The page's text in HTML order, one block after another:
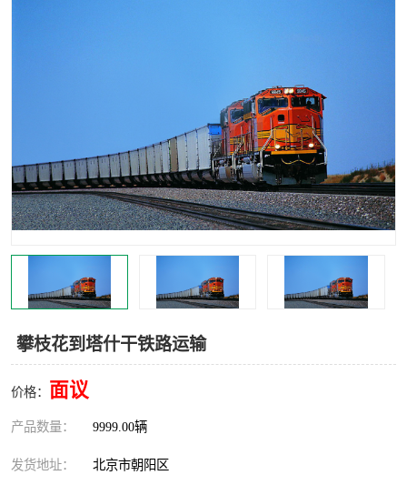
攀枝花到塔什干铁路运输
价格： 面议
产品数量： 9999.00辆
发货地址： 北京市朝阳区